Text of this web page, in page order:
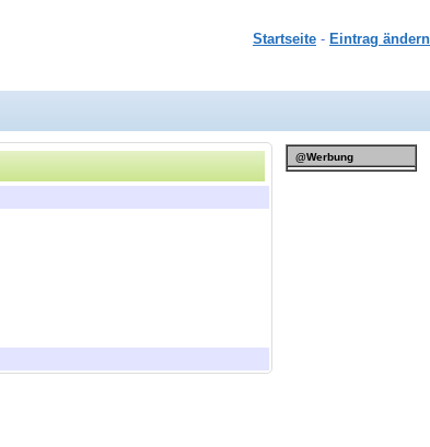
Startseite - Eintrag ändern
@Werbung